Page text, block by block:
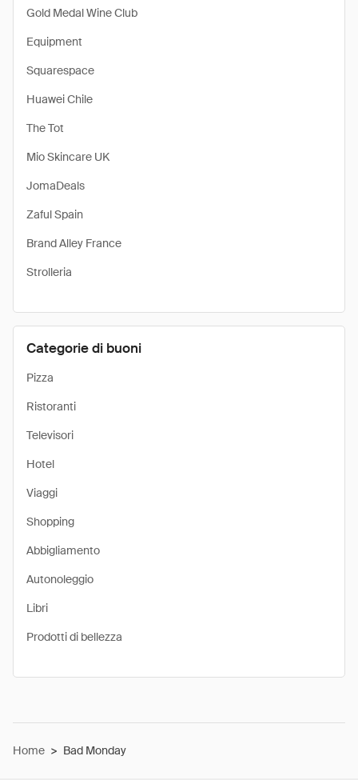
Gold Medal Wine Club
Equipment
Squarespace
Huawei Chile
The Tot
Mio Skincare UK
JomaDeals
Zaful Spain
Brand Alley France
Strolleria
Categorie di buoni
Pizza
Ristoranti
Televisori
Hotel
Viaggi
Shopping
Abbigliamento
Autonoleggio
Libri
Prodotti di bellezza
Home > Bad Monday